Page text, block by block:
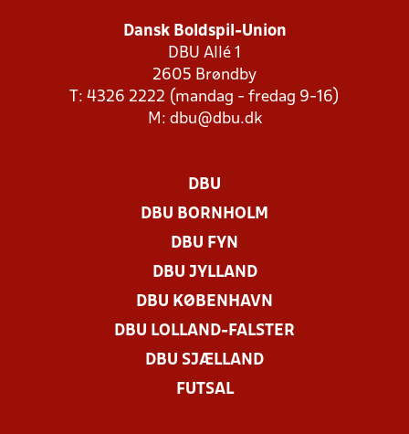
Dansk Boldspil-Union
DBU Allé 1
2605 Brøndby
T: 4326 2222 (mandag - fredag 9-16)
M: dbu@dbu.dk
DBU
DBU BORNHOLM
DBU FYN
DBU JYLLAND
DBU KØBENHAVN
DBU LOLLAND-FALSTER
DBU SJÆLLAND
FUTSAL